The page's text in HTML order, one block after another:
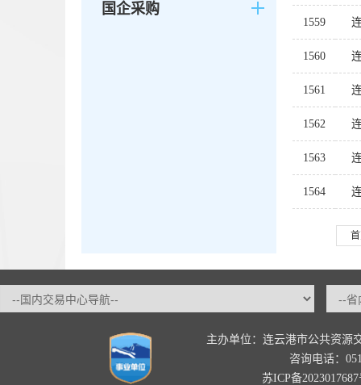
国企采购
1559
1560
1561
1562
1563
1564
主办单位：连云港市公共资源
咨询电话：
苏ICP备